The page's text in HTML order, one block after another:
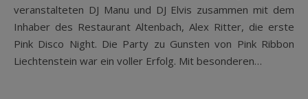
veranstalteten DJ Manu und DJ Elvis zusammen mit dem
Inhaber des Restaurant Altenbach, Alex Ritter, die erste
Pink Disco Night. Die Party zu Gunsten von Pink Ribbon
Liechtenstein war ein voller Erfolg. Mit besonderen…